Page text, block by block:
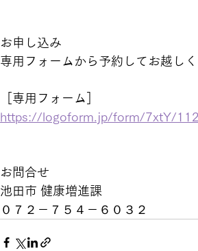
お申し込み
専用フォームから予約してお越しく
［専用フォーム］
https://logoform.jp/form/7xtY/
お問合せ
池田市 健康増進課
０７２－７５４－６０３２